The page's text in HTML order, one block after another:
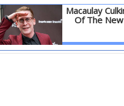
Macaulay
Of The New